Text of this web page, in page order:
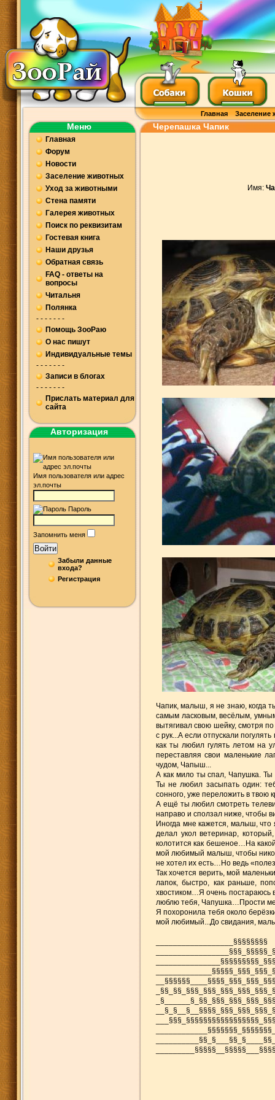
Главная Заселение
Меню
Главная
Форум
Новости
Заселение животных
Уход за животными
Стена памяти
Галерея животных
Поиск по реквизитам
Гостевая книга
Наши друзья
Обратная связь
FAQ - ответы на
вопросы
Читальня
Полянка
- - - - - - -
Помощь ЗооРаю
О нас пишут
Индивидуальные темы
- - - - - - -
Записи в блогах
- - - - - - -
Прислать материал для
сайта
Авторизация
Имя пользователя или адрес
эл.почты
Пароль
Запомнить меня
Войти
Забыли данные
входа?
Регистрация
Черепашка Чапик
Имя:
Чапик, малыш, я не знаю, когда
самым ласковым, весёлым,
вытягивал свою шейку, смотря
с рук...А если отпускали
как ты любил гулять летом на
переставляя свои маленькие
чудом, Чапыш...
А как мило ты спал, Чапушка. Ты
Ты не любил засыпать один:
сонного, уже переложить в твою
А ещё ты любил смотреть
направо и сползал ниже, чтобы
Иногда мне кажется, малыш, что
делал укол ветеринар,
колотится как бешеное…На
мой любимый малыш, чтобы
не хотел их есть…Но ведь
Так хочется верить, мой
лапок, быстро, как раньше,
хвостиком…Я очень
люблю тебя, Чапушка…Прости
Я похоронила тебя около
мой любимый...До свидания,
__________________§§§§§§§§